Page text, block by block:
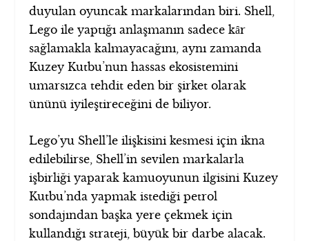
duyulan oyuncak markalarından biri. Shell,
Lego ile yaptığı anlaşmanın sadece kȃr
sağlamakla kalmayacağını, aynı zamanda
Kuzey Kutbu’nun hassas ekosistemini
umarsızca tehdit eden bir şirket olarak
ününü iyileştireceğini de biliyor.
Lego’yu Shell’le ilişkisini kesmesi için ikna
edilebilirse, Shell’in sevilen markalarla
işbirliği yaparak kamuoyunun ilgisini Kuzey
Kutbu’nda yapmak istediği petrol
sondajından başka yere çekmek için
kullandığı strateji, büyük bir darbe alacak.